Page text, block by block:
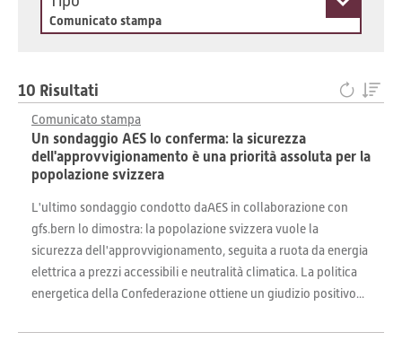
Comunicato stampa
10 Risultati
Comunicato stampa
Un sondaggio AES lo conferma: la sicurezza
dell'approvvigionamento è una priorità assoluta per la
popolazione svizzera
L'ultimo sondaggio condotto daAES in collaborazione con
gfs.bern lo dimostra: la popolazione svizzera vuole la
sicurezza dell'approvvigionamento, seguita a ruota da energia
elettrica a prezzi accessibili e neutralità climatica. La politica
energetica della Confederazione ottiene un giudizio positivo...